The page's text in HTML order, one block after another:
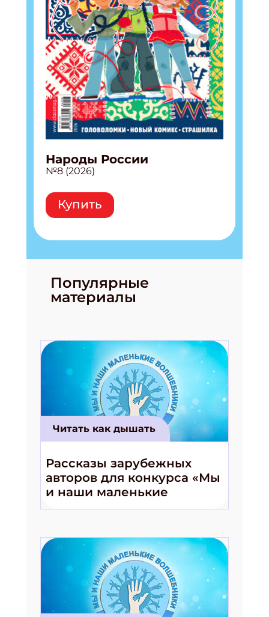
Народы России
№8 (2026)
Купить
Популярные
материалы
Читать как дышать
Рассказы зарубежных
авторов для конкурса «Мы
и наши маленькие
волшебники!»
Получи электронный "Классный журнал" в
подарок!
Укажите Ваш Email
ПОДПИСАТЬСЯ